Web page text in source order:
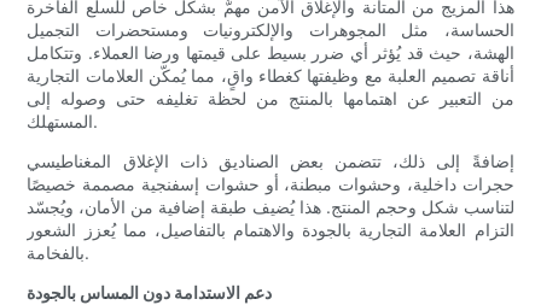
هذا المزيج من المتانة والإغلاق الآمن مهمٌّ بشكل خاص للسلع الفاخرة
الحساسة، مثل المجوهرات والإلكترونيات ومستحضرات التجميل
الهشة، حيث قد يُؤثر أي ضرر بسيط على قيمتها ورضا العملاء. وتتكامل
أناقة تصميم العلبة مع وظيفتها كغطاء واقٍ، مما يُمكّن العلامات التجارية
من التعبير عن اهتمامها بالمنتج من لحظة تغليفه حتى وصوله إلى
المستهلك.
إضافةً إلى ذلك، تتضمن بعض الصناديق ذات الإغلاق المغناطيسي
حجرات داخلية، وحشوات مبطنة، أو حشوات إسفنجية مصممة خصيصًا
لتناسب شكل وحجم المنتج. هذا يُضيف طبقة إضافية من الأمان، ويُجسّد
التزام العلامة التجارية بالجودة والاهتمام بالتفاصيل، مما يُعزز الشعور
بالفخامة.
دعم الاستدامة دون المساس بالجودة